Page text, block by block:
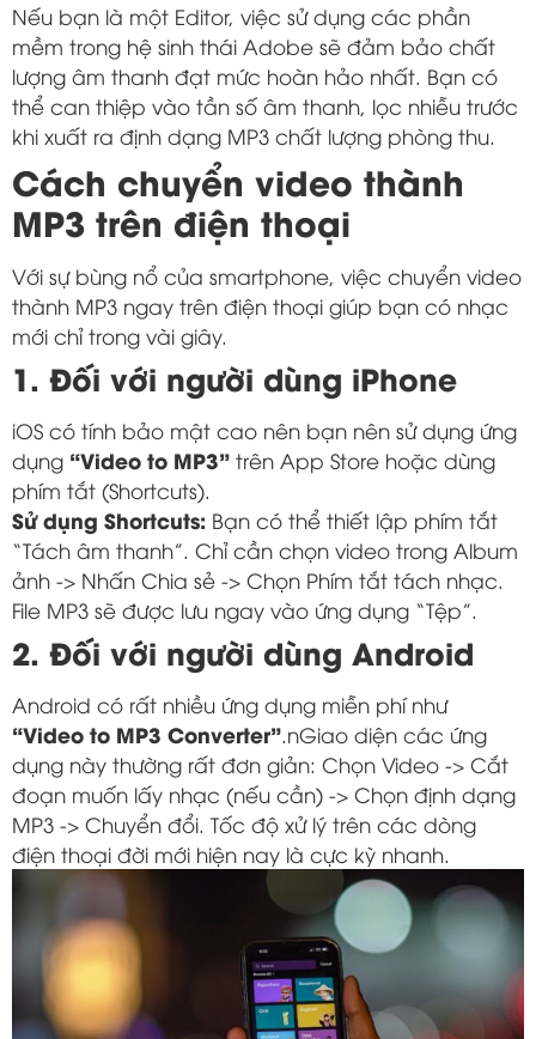
Nếu bạn là một Editor, việc sử dụng các phần
mềm trong hệ sinh thái Adobe sẽ đảm bảo chất
lượng âm thanh đạt mức hoàn hảo nhất. Bạn có
thể can thiệp vào tần số âm thanh, lọc nhiễu trước
khi xuất ra định dạng MP3 chất lượng phòng thu.
Cách chuyển video thành
MP3 trên điện thoại
Với sự bùng nổ của smartphone, việc chuyển video
thành MP3 ngay trên điện thoại giúp bạn có nhạc
mới chỉ trong vài giây.
1. Đối với người dùng iPhone
iOS có tính bảo mật cao nên bạn nên sử dụng ứng
dụng “Video to MP3” trên App Store hoặc dùng
phím tắt (Shortcuts).
Sử dụng Shortcuts: Bạn có thể thiết lập phím tắt
“Tách âm thanh”. Chỉ cần chọn video trong Album
ảnh -> Nhấn Chia sẻ -> Chọn Phím tắt tách nhạc.
File MP3 sẽ được lưu ngay vào ứng dụng “Tệp”.
2. Đối với người dùng Android
Android có rất nhiều ứng dụng miễn phí như
“Video to MP3 Converter”.nGiao diện các ứng
dụng này thường rất đơn giản: Chọn Video -> Cắt
đoạn muốn lấy nhạc (nếu cần) -> Chọn định dạng
MP3 -> Chuyển đổi. Tốc độ xử lý trên các dòng
điện thoại đời mới hiện nay là cực kỳ nhanh.